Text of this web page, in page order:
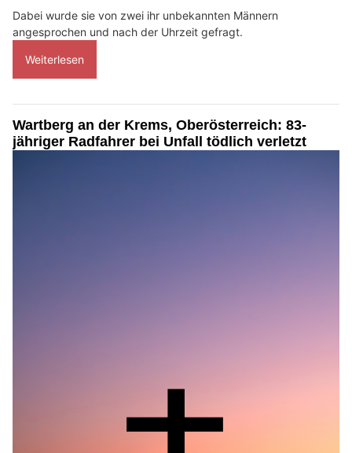
Dabei wurde sie von zwei ihr unbekannten Männern
angesprochen und nach der Uhrzeit gefragt.
Weiterlesen
Wartberg an der Krems, Oberösterreich: 83-
jähriger Radfahrer bei Unfall tödlich verletzt